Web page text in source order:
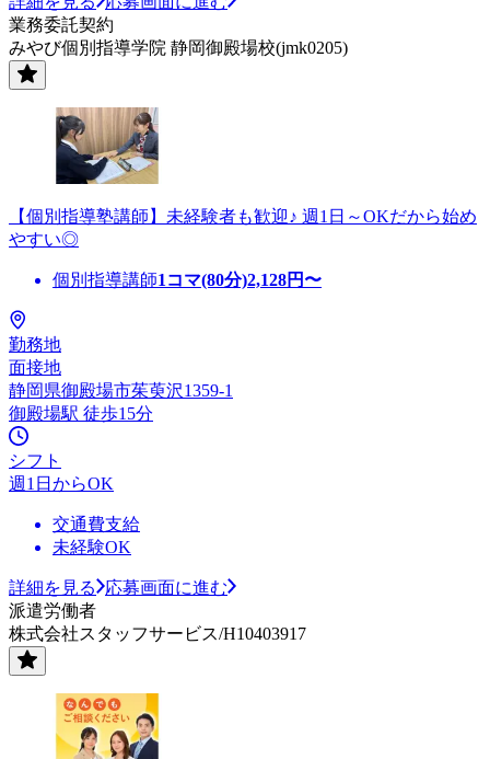
業務委託契約
みやび個別指導学院 静岡御殿場校(jmk0205)
【個別指導塾講師】未経験者も歓迎♪ 週1日～OKだから始め
やすい◎
個別指導講師1コマ(80分)2,128円〜
勤務地
面接地
静岡県御殿場市茱萸沢1359-1
御殿場駅 徒歩15分
シフト
週1日からOK
交通費支給
未経験OK
詳細を見る
応募画面に進む
派遣労働者
株式会社スタッフサービス/H10403917